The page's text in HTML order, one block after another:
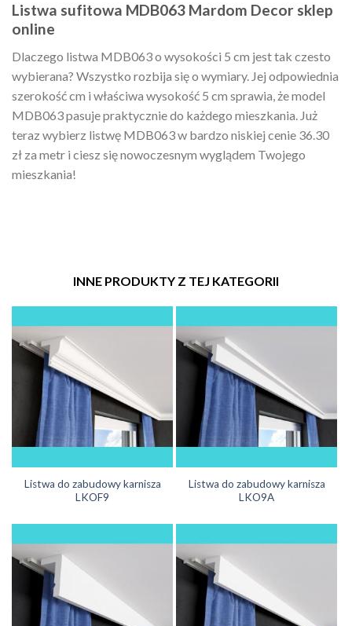
Listwa sufitowa MDB063 Mardom Decor sklep
online
Dlaczego listwa MDB063 o wysokości 5 cm jest tak czesto
wybierana? Wszystko rozbija się o wymiary. Jej odpowiednia
szerokość cm i właściwa wysokość 5 cm sprawia, że model
MDB063 pasuje praktycznie do każdego mieszkania. Już
teraz wybierz listwę MDB063 w bardzo niskiej cenie 36.30
zł za metr i ciesz się nowoczesnym wyglądem Twojego
mieszkania!
INNE PRODUKTY Z TEJ KATEGORII
Listwa do zabudowy karnisza
LKOF9
Listwa do zabudowy karnisza
LKO9A